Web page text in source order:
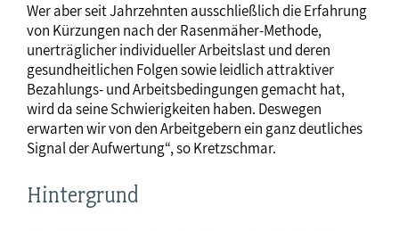
Wer aber seit Jahrzehnten ausschließlich die Erfahrung
von Kürzungen nach der Rasenmäher-Methode,
unerträglicher individueller Arbeitslast und deren
gesundheitlichen Folgen sowie leidlich attraktiver
Bezahlungs- und Arbeitsbedingungen gemacht hat,
wird da seine Schwierigkeiten haben. Deswegen
erwarten wir von den Arbeitgebern ein ganz deutliches
Signal der Aufwertung“, so Kretzschmar.
Hintergrund